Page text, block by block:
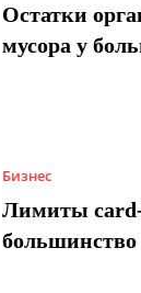
Остатки
мусора у
Бизнес
Лимиты card-
большинство